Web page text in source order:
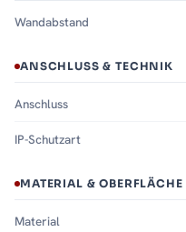
Wandabstand
ANSCHLUSS & TECHNIK
Anschluss
IP-Schutzart
MATERIAL & OBERFLÄCHE
Material